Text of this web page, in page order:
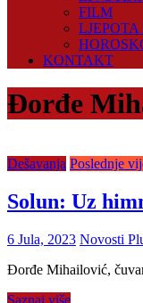
FILM
KONTAKT
Đorđe
Dešavanja Poslednje
Solun: Uz
6 Jula, 2023 Novosti
Đorđe Mihailović,
Saznaj više